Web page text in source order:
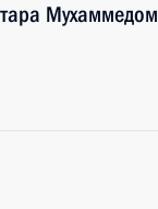
Мухаммедом